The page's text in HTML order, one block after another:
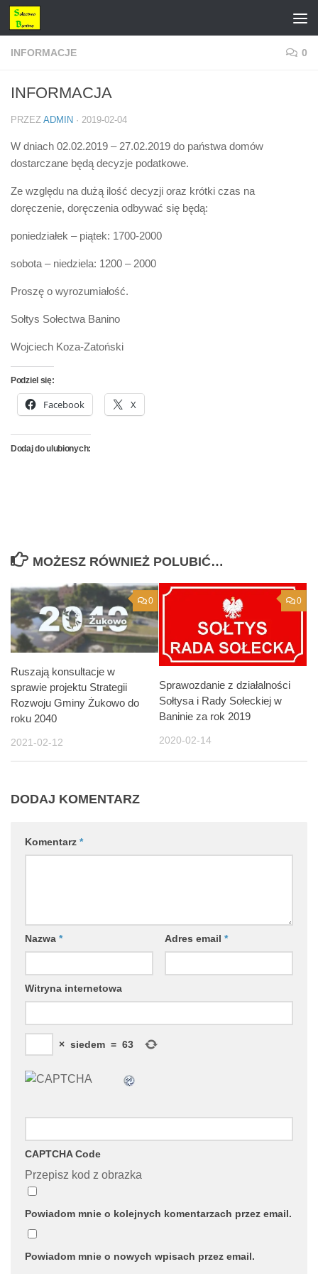
Przejdź do treści
INFORMACJE 0
INFORMACJA
PRZEZ ADMIN · 2019-02-04
W dniach 02.02.2019 – 27.02.2019 do państwa domów
dostarczane będą decyzje podatkowe.
Ze względu na dużą ilość decyzji oraz krótki czas na
doręczenie, doręczenia odbywać się będą:
poniedziałek – piątek: 1700-2000
sobota – niedziela: 1200 – 2000
Proszę o wyrozumiałość.
Sołtys Sołectwa Banino
Wojciech Koza-Zatoński
Podziel się:
Facebook X
Dodaj do ulubionych:
MOŻESZ RÓWNIEŻ POLUBIĆ…
0
Ruszają konsultacje w
sprawie projektu Strategii
Rozwoju Gminy Żukowo do
roku 2040
2021-02-12
0
Sprawozdanie z działalności
Sołtysa i Rady Sołeckiej w
Baninie za rok 2019
2020-02-14
DODAJ KOMENTARZ
Komentarz *
Nazwa * Adres email *
Witryna internetowa
× siedem = 63
CAPTCHA Code
Przepisz kod z obrazka
Powiadom mnie o kolejnych komentarzach przez email.
Powiadom mnie o nowych wpisach przez email.